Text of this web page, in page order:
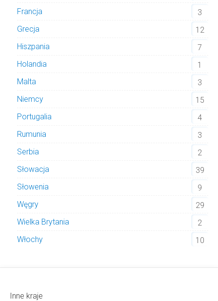
Francja
3
Grecja
12
Hiszpania
7
Holandia
1
Malta
3
Niemcy
15
Portugalia
4
Rumunia
3
Serbia
2
Słowacja
39
Słowenia
9
Węgry
29
Wielka Brytania
2
Włochy
10
Inne kraje